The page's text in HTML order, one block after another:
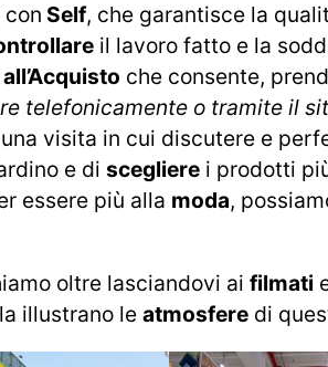
Self, che garantisce la
il lavoro fatto e la
che consente,
telefonicamente o tramite il
visita in cui discutere e
e di scegliere i prodotti
essere più alla moda,
oltre lasciandovi ai filmati
illustrano le atmosfere di